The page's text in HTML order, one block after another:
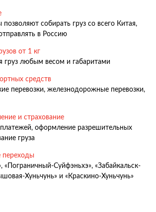
перевозки
перевозки
решения
собирать груз со всего Китая,
в Россию
от 1 кг
груз любым весом и габаритами
средств
перевозки, железнодорожные перевозки,
и страхование
оформление разрешительных
груза
переходы
«Пограничный-Суйфэньхэ», «Забайкальск-
Хуньчунь» и «Краскино-Хуньчунь»